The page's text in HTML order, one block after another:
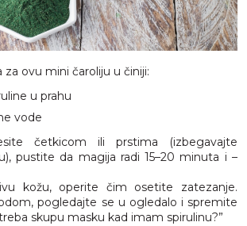
ovu mini čaroliju u činiji:
u prahu
vode
četkicom ili prstima (izbegavajte
pustite da magija radi 15–20 minuta i –
kožu, operite čim osetite zatezanje.
pogledajte se u ogledalo i spremite
skupu masku kad imam spirulinu?”